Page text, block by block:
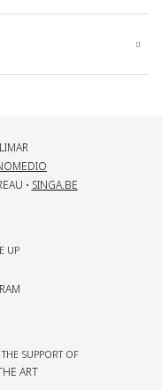
• SINGA.BE
UP
SUPPORT OF